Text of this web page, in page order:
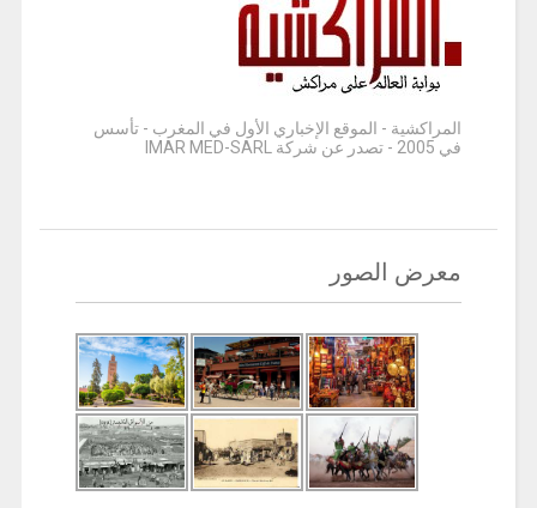
المراكشية - الموقع الإخباري الأول في المغرب - تأسس
في 2005 - تصدر عن شركة IMAR MED-SARL
معرض الصور